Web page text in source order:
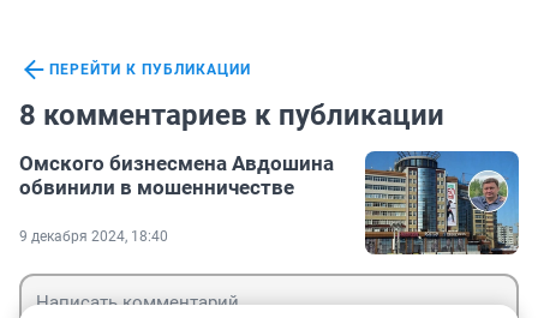
ПЕРЕЙТИ К ПУБЛИКАЦИИ
8 комментариев к публикации
Омского бизнесмена Авдошина
обвинили в мошенничестве
9 декабря 2024, 18:40